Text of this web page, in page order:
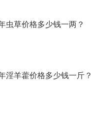
虫草价格多少钱一两？
淫羊藿价格多少钱一斤？